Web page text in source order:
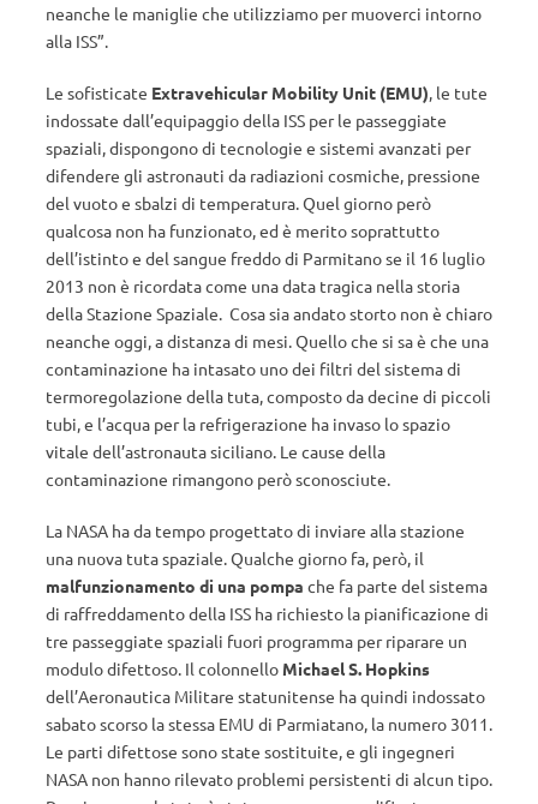
neanche le maniglie che utilizziamo per muoverci intorno
alla ISS”.
Le sofisticate Extravehicular Mobility Unit (EMU), le tute
indossate dall’equipaggio della ISS per le passeggiate
spaziali, dispongono di tecnologie e sistemi avanzati per
difendere gli astronauti da radiazioni cosmiche, pressione
del vuoto e sbalzi di temperatura. Quel giorno però
qualcosa non ha funzionato, ed è merito soprattutto
dell’istinto e del sangue freddo di Parmitano se il 16 luglio
2013 non è ricordata come una data tragica nella storia
della Stazione Spaziale. Cosa sia andato storto non è chiaro
neanche oggi, a distanza di mesi. Quello che si sa è che una
contaminazione ha intasato uno dei filtri del sistema di
termoregolazione della tuta, composto da decine di piccoli
tubi, e l’acqua per la refrigerazione ha invaso lo spazio
vitale dell’astronauta siciliano. Le cause della
contaminazione rimangono però sconosciute.
La NASA ha da tempo progettato di inviare alla stazione
una nuova tuta spaziale. Qualche giorno fa, però, il
malfunzionamento di una pompa che fa parte del sistema
di raffreddamento della ISS ha richiesto la pianificazione di
tre passeggiate spaziali fuori programma per riparare un
modulo difettoso. Il colonnello Michael S. Hopkins
dell’Aeronautica Militare statunitense ha quindi indossato
sabato scorso la stessa EMU di Parmiatano, la numero 3011.
Le parti difettose sono state sostituite, e gli ingegneri
NASA non hanno rilevato problemi persistenti di alcun tipo.